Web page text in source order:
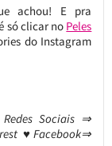
achou! E pra
só clicar no Peles
do Instagram
Redes Sociais ⇒
♥Facebook⇒